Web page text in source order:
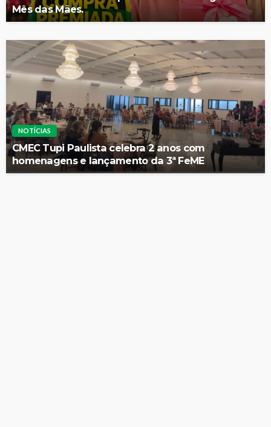
Mês das Mães.
NOTÍCIAS
CMEC Tupi Paulista celebra 2 anos com
homenagens e lançamento da 3ª FeME